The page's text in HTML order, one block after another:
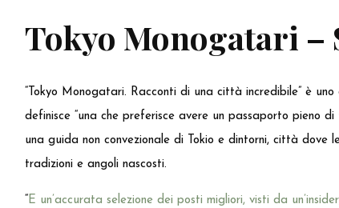
Tokyo Monogatari –
“Tokyo Monogatari. Racconti di una città incredibile” è
definisce “una che preferisce avere un passaporto pieno
una guida non convezionale di Tokio e dintorni, città dove
tradizioni e angoli nascosti.
E un’accurata selezione dei posti migliori, visti da